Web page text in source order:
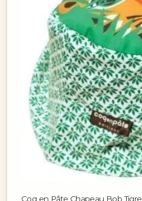
Coq en Pâte Chapeau Bob Tigre